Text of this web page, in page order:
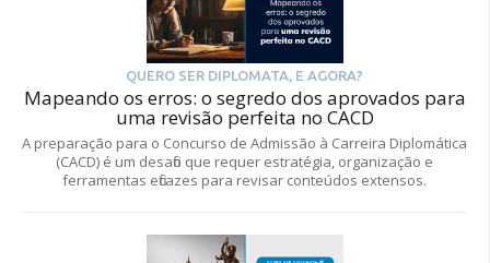
QUERO SER DIPLOMATA, E AGORA?
Mapeando os erros: o segredo dos aprovados para
uma revisão perfeita no CACD
A preparação para o Concurso de Admissão à Carreira Diplomática
(CACD) é um desafio que requer estratégia, organização e
ferramentas eficazes para revisar conteúdos extensos.